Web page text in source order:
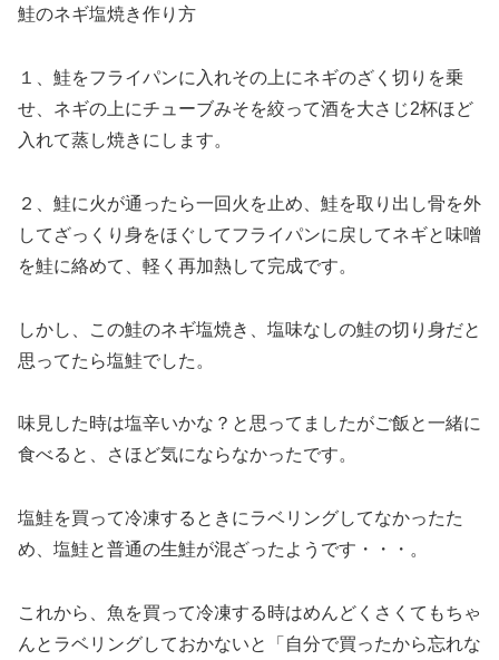
鮭のネギ塩焼き作り方
１、鮭をフライパンに入れその上にネギのざく切りを乗
せ、ネギの上にチューブみそを絞って酒を大さじ2杯ほど
入れて蒸し焼きにします。
２、鮭に火が通ったら一回火を止め、鮭を取り出し骨を外
してざっくり身をほぐしてフライパンに戻してネギと味噌
を鮭に絡めて、軽く再加熱して完成です。
しかし、この鮭のネギ塩焼き、塩味なしの鮭の切り身だと
思ってたら塩鮭でした。
味見した時は塩辛いかな？と思ってましたがご飯と一緒に
食べると、さほど気にならなかったです。
塩鮭を買って冷凍するときにラベリングしてなかったた
め、塩鮭と普通の生鮭が混ざったようです・・・。
これから、魚を買って冷凍する時はめんどくさくてもちゃ
んとラベリングしておかないと「自分で買ったから忘れな